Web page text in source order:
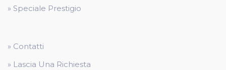
» Speciale Prestigio
» Contatti
» Lascia Una Richiesta